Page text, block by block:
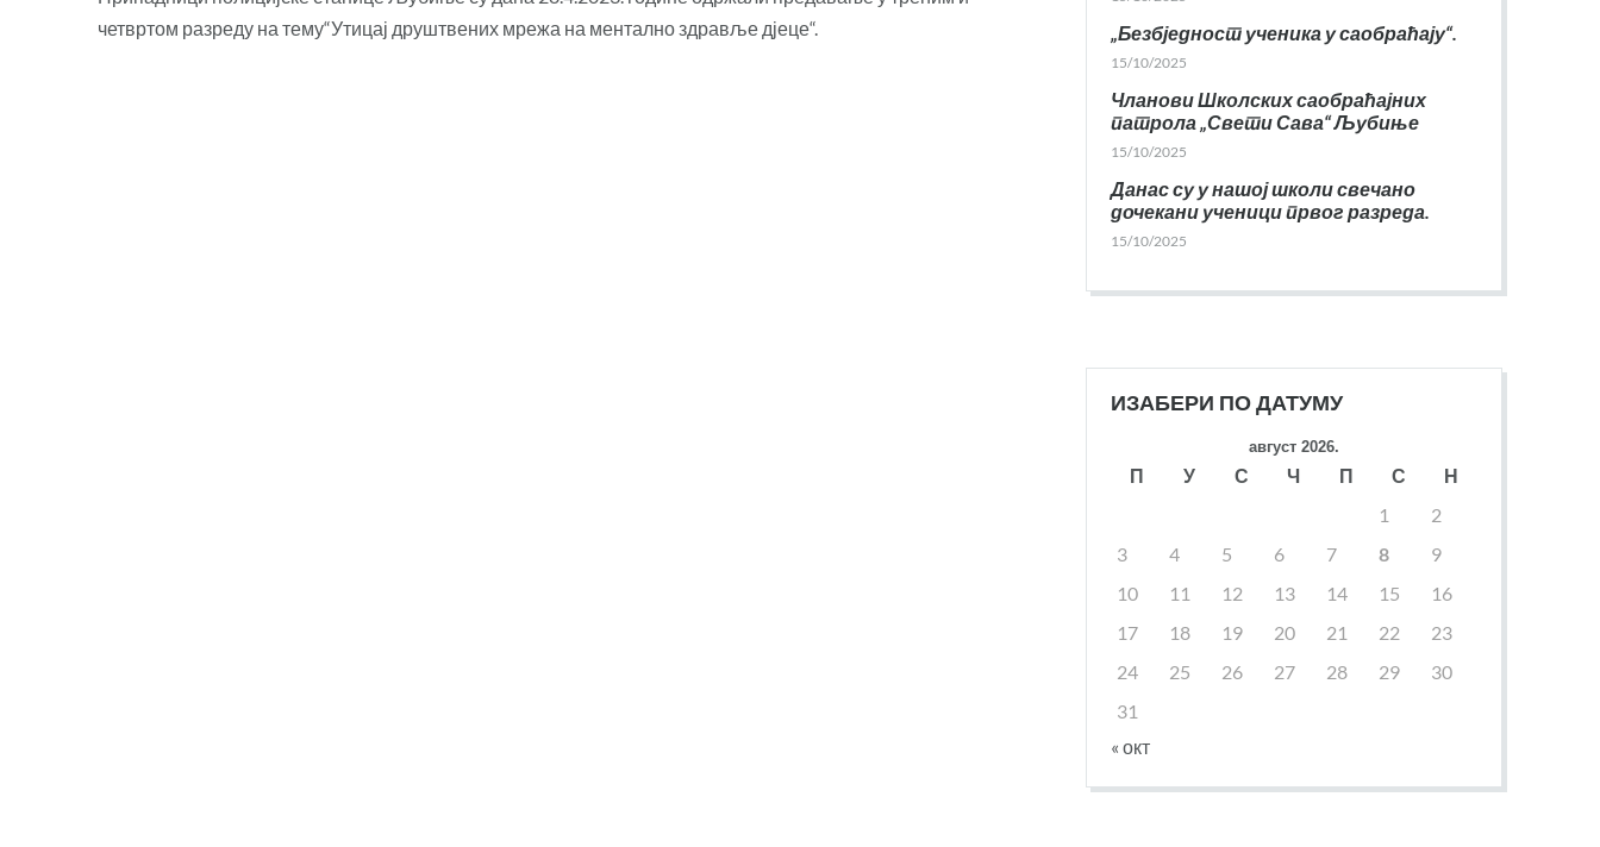
четвртом разреду на тему“Утицај друштвених мрежа на ментално здравље дјеце“.
„Безбједност ученика у саобраћају“.
15/10/2025
Чланови Школских саобраћајних
патрола „Свети Сава“ Љубиње
15/10/2025
Данас су у нашој школи свечано
дочекани ученици првог разреда.
15/10/2025
ИЗАБЕРИ ПО ДАТУМУ
август 2026.
П У С Ч П С
Н
1
2
3
4 5 6 7 8
9
10
11 12 13 14 15
16
17
18 19 20 21 22
23
24
25 26 27 28 29
30
31
« окт